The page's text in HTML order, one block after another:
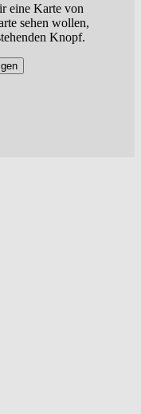
eine Karte von
sehen wollen,
Knopf.